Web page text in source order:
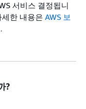
서비스 결정됩니
한 내용은 AWS 보
?